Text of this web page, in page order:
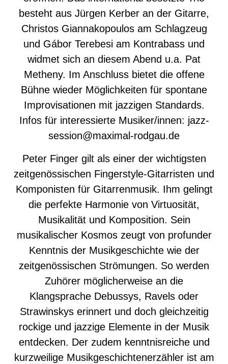
besteht aus Jürgen Kerber an der Gitarre,
Christos Giannakopoulos am Schlagzeug
und Gábor Terebesi am Kontrabass und
widmet sich an diesem Abend u.a. Pat
Metheny. Im Anschluss bietet die offene
Bühne wieder Möglichkeiten für spontane
Improvisationen mit jazzigen Standards.
Infos für interessierte Musiker/innen: jazz-
session@maximal-rodgau.de
Peter Finger gilt als einer der wichtigsten
zeitgenössischen Fingerstyle-Gitarristen und
Komponisten für Gitarrenmusik. Ihm gelingt
die perfekte Harmonie von Virtuosität,
Musikalität und Komposition. Sein
musikalischer Kosmos zeugt von profunder
Kenntnis der Musikgeschichte wie der
zeitgenössischen Strömungen. So werden
Zuhörer möglicherweise an die
Klangsprache Debussys, Ravels oder
Strawinskys erinnert und doch gleichzeitig
rockige und jazzige Elemente in der Musik
entdecken. Der zudem kenntnisreiche und
kurzweilige Musikgeschichtenerzähler ist am